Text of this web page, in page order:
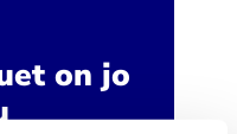
on jo